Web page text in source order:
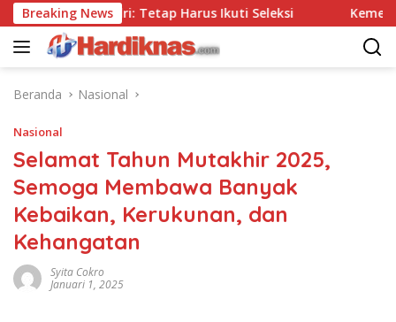
Langsung
ke
konten
Breaking News
Tes, Polri: Tetap Harus Ikuti Seleksi Kemenpar
Beranda Nasional
Nasional
Selamat Tahun Mutakhir 2025,
Semoga Membawa Banyak
Kebaikan, Kerukunan, dan
Kehangatan
Syita Cokro
Januari 1, 2025